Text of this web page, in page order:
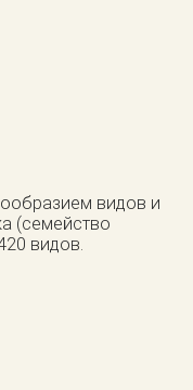
видов и
(семейство
видов.